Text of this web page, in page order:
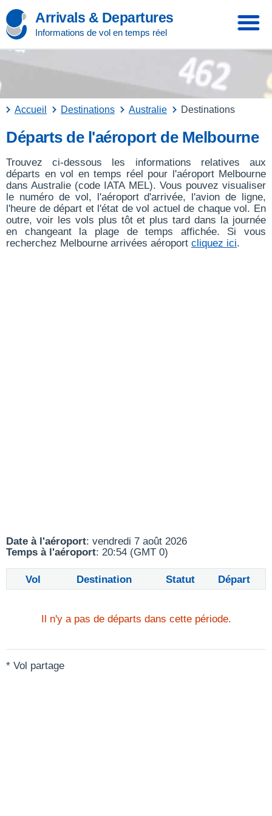
Arrivals & Departures
Informations de vol en temps réel
Accueil Destinations Australie Destinations
Départs de l'aéroport de Melbourne
Trouvez ci-dessous les informations relatives aux
départs en vol en temps réel pour l'aéroport Melbourne
dans Australie (code IATA MEL). Vous pouvez visualiser
le numéro de vol, l'aéroport d'arrivée, l'avion de ligne,
l'heure de départ et l'état de vol actuel de chaque vol. En
outre, voir les vols plus tôt et plus tard dans la journée
en changeant la plage de temps affichée. Si vous
recherchez Melbourne arrivées aéroport cliquez ici.
Date à l'aéroport: vendredi 7 août 2026
Temps à l'aéroport: 20:54 (GMT 0)
Vol Destination Statut Départ
Il n'y a pas de départs dans cette période.
* Vol partage